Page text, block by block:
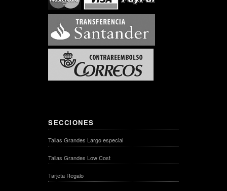
SECCIONES
Tallas Grandes Largo especial
Tallas Grandes Low Cost
Tarjeta Regalo